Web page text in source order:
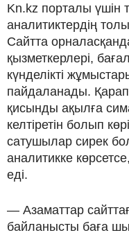
Kn.kz порталы үшін
аналитиктердің
Сайтта
қызметкерлері,
күнделікті
пайдаланады.
қисынды ақылға
келтіретін болып
сатушылар сирек
аналитикке
еді.
— Азаматтар
байланысты баға